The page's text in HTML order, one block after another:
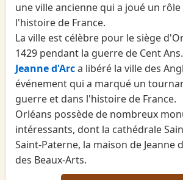
une ville ancienne qui a joué un
l'histoire de France.
La ville est célèbre pour le siège
1429 pendant la guerre de Cent
Jeanne d'Arca libéré la ville des
événement qui a marqué un
guerre et dans l'histoire de France.
Orléans possède de nombreux
intéressants, dont la cathédrale
Saint-Paterne, la maison de Jeanne
des Beaux-Arts.